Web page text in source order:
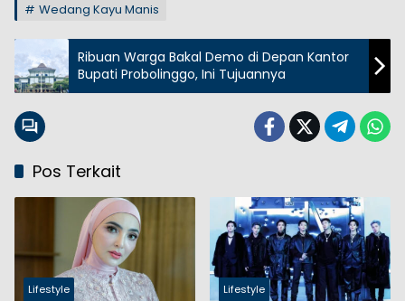
Wedang Kayu Manis
Ribuan Warga Bakal Demo di Depan Kantor
Bupati Probolinggo, Ini Tujuannya
Pos Terkait
Lifestyle Lifestyle